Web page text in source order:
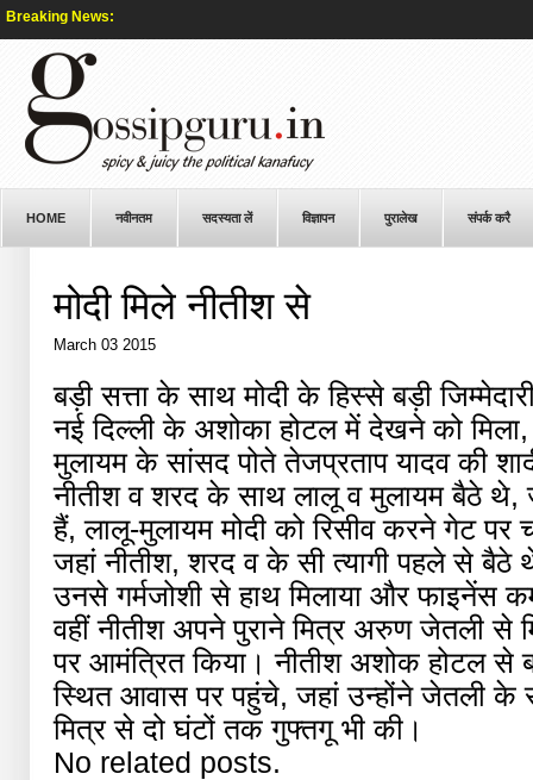
Breaking News:
HOME नवीनतम सदस्यता लें विज्ञापन पुरालेख संपर्क करै
मोदी मिले नीतीश से
March 03 2015
बड़ी सत्ता के साथ मोदी के हिस्से बड़ी
नई दिल्ली के अशोका होटल में देखने को
मुलायम के सांसद पोते तेजप्रताप यादव की
नीतीश व शरद के साथ लालू व मुलायम बैठे थे,
हैं, लालू-मुलायम मोदी को रिसीव करने गेट
जहां नीतीश, शरद व के सी त्यागी पहले से बैठे
उनसे गर्मजोशी से हाथ मिलाया और फाइनेंस
वहीं नीतीश अपने पुराने मित्र अरुण जेतली
पर आमंत्रित किया। नीतीश अशोक होटल
स्थित आवास पर पहुंचे, जहां उन्होंने जेतली के
मित्र से दो घंटों तक गुफ्तगू भी की।
No related posts.